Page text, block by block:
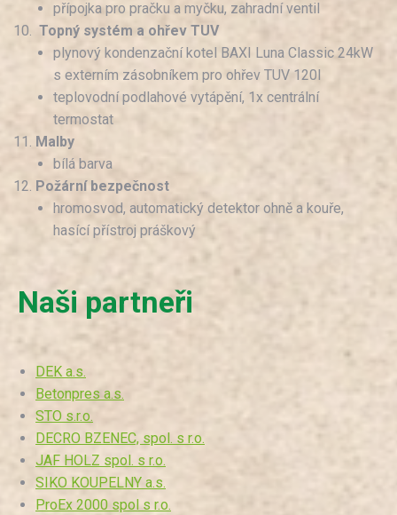
přípojka pro pračku a myčku, zahradní ventil
Topný systém a ohřev TUV
plynový kondenzační kotel BAXI Luna Classic 24kW
s externím zásobníkem pro ohřev TUV 120l
teplovodní podlahové vytápění, 1x centrální
termostat
Malby
bílá barva
Požární bezpečnost
hromosvod, automatický detektor ohně a kouře,
hasící přístroj práškový
Naši partneři
DEK a.s.
Betonpres a.s.
STO s.r.o.
DECRO BZENEC, spol. s r.o.
JAF HOLZ spol. s r.o.
SIKO KOUPELNY a.s.
ProEx 2000 spol s r.o.